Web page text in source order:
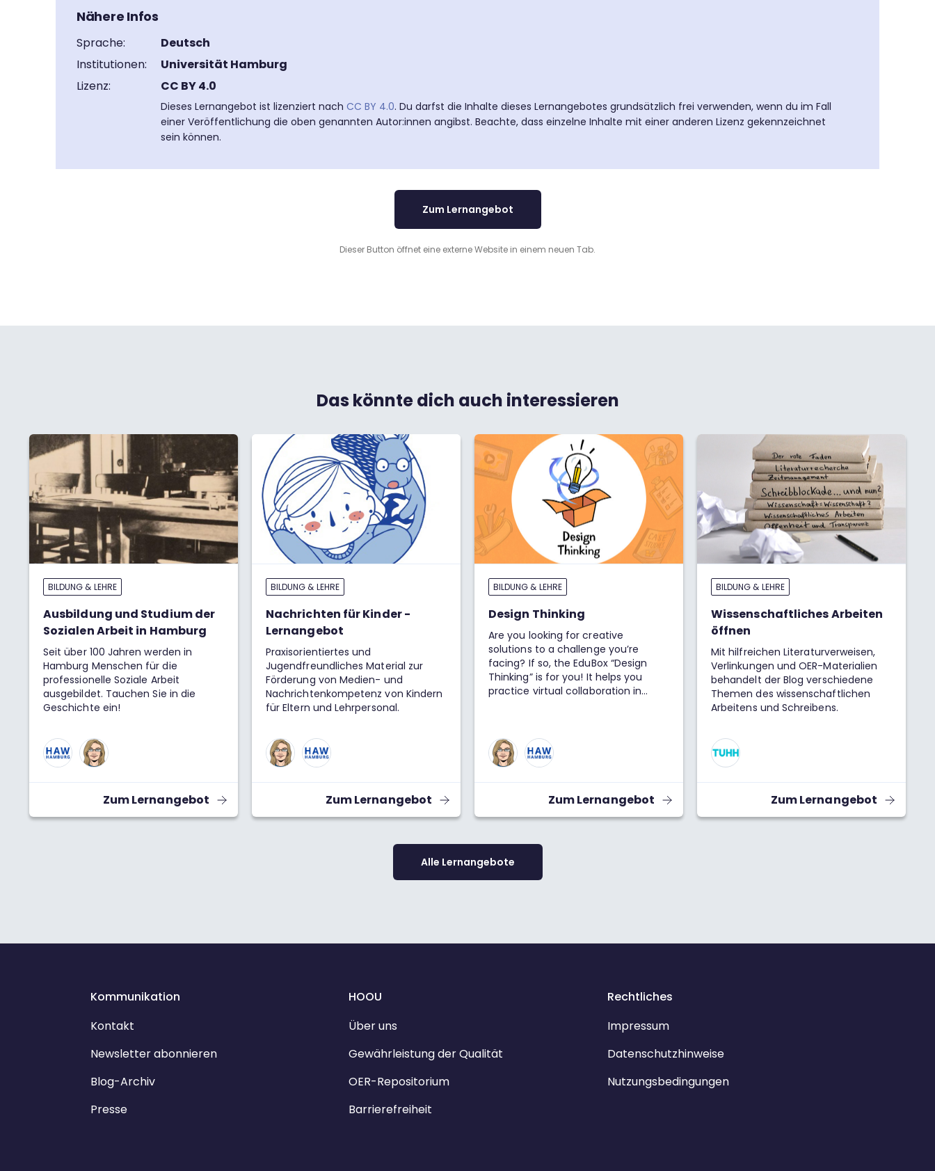
Nähere Infos
Sprache:
Deutsch
Institutionen:
Universität Hamburg
Lizenz:
CC BY 4.0
Dieses Lernangebot ist lizenziert nach CC BY 4.0. Du darfst die Inhalte dieses Lernangebotes grundsätzlich frei verwenden, wenn du im Fall
einer Veröffentlichung die oben genannten Autor:innen angibst. Beachte, dass einzelne Inhalte mit einer anderen Lizenz gekennzeichnet
sein können.
Zum Lernangebot
Dieser Button öffnet eine externe Website in einem neuen Tab.
Das könnte dich auch interessieren
BILDUNG & LEHRE
Ausbildung und Studium der
Sozialen Arbeit in Hamburg
Seit über 100 Jahren werden in
Hamburg Menschen für die
professionelle Soziale Arbeit
ausgebildet. Tauchen Sie in die
Geschichte ein!
Zum Lernangebot
BILDUNG & LEHRE
Nachrichten für Kinder -
Lernangebot
Praxisorientiertes und
Jugendfreundliches Material zur
Förderung von Medien- und
Nachrichtenkompetenz von Kindern
für Eltern und Lehrpersonal.
Zum Lernangebot
BILDUNG & LEHRE
Design Thinking
Are you looking for creative
solutions to a challenge you’re
facing? If so, the EduBox “Design
Thinking” is for you! It helps you
practice virtual collaboration in
Zum Lernangebot
BILDUNG & LEHRE
Wissenschaftliches Arbeiten
öffnen
Mit hilfreichen Literaturverweisen,
Verlinkungen und OER-Materialien
behandelt der Blog verschiedene
Themen des wissenschaftlichen
Arbeitens und Schreibens.
Zum Lernangebot
Alle Lernangebote
Kommunikation
Kontakt
Newsletter abonnieren
Blog-Archiv
Presse
HOOU
Über uns
Gewährleistung der Qualität
OER-Repositorium
Barrierefreiheit
Rechtliches
Impressum
Datenschutzhinweise
Nutzungsbedingungen